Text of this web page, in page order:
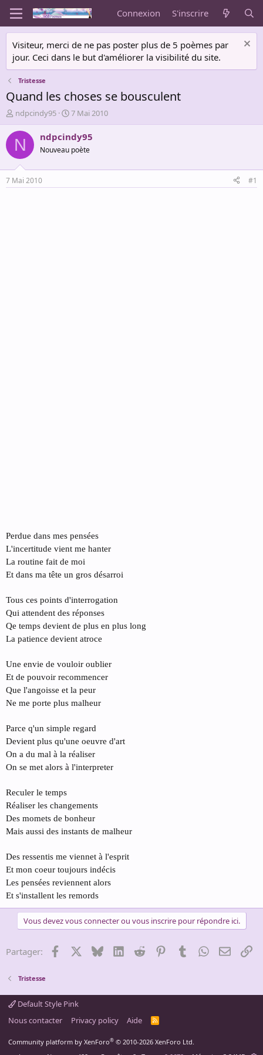
Connexion S'inscrire
Visiteur, merci de ne pas poster plus de 5 poèmes par
jour. Ceci dans le but d'améliorer la visibilité du site.
Tristesse
Quand les choses se bousculent
A
u
t
e
r
d
e
ndpcindy95
D
a
t
d
é
7 Mai 2010
N ndpcindy95
Nouveau poète
7 Mai 2010 #1
Perdue dans mes pensées
L'incertitude vient me hanter
La routine fait de moi
Et dans ma tête un gros désarroi
Tous ces points d'interrogation
Qui attendent des réponses
Qe temps devient de plus en plus long
La patience devient atroce
Une envie de vouloir oublier
Et de pouvoir recommencer
Que l'angoisse et la peur
Ne me porte plus malheur
Parce q'un simple regard
Devient plus qu'une oeuvre d'art
On a du mal à la réaliser
On se met alors à l'interpreter
Reculer le temps
Réaliser les changements
Des momets de bonheur
Mais aussi des instants de malheur
Des ressentis me viennet à l'esprit
Et mon coeur toujours indécis
Les pensées reviennent alors
Et s'installent les remords
Vous devez vous connecter ou vous inscrire pour répondre ici.
Partager: Facebook BlueskyLinkedInReddit PinterestTumblrWhatsApp
Email
Tristesse
Default Style Pink
Nous contacter
Privacy policy Aide
R
Community platform by XenForo® © 2010-2026 XenForo Ltd.